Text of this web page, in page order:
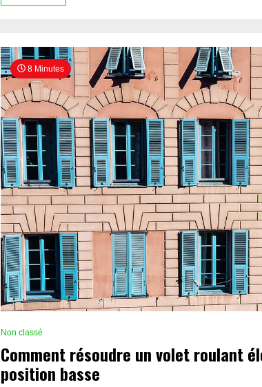
8 Minutes
Non classé
Comment résoudre un volet roulant
position basse